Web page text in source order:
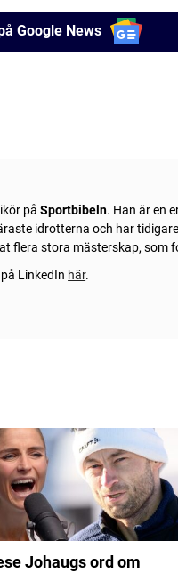
Google News
påSportbibeln. Han är en
idrotterna och har
flera stora mästerskap, som
LinkedIn här.
Johaugs ord om